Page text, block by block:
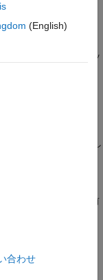
のラベル付き信号セッ
を使用し
定します。複数の名前
を引用符で囲みま
(English)
合わせ